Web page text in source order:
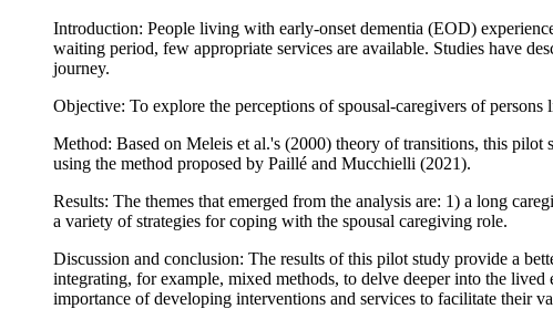
Introduction: People living with early-onset dementia (EOD)
waiting period, few appropriate services are available. Studies have
journey.
Objective: To explore the perceptions of spousal-caregivers of
Method: Based on Meleis et al.'s (2000) theory of transitions, this
using the method proposed by Paillé and Mucchielli (2021).
Results: The themes that emerged from the analysis are: 1) a long
a variety of strategies for coping with the spousal caregiving role.
Discussion and conclusion: The results of this pilot study provide a
integrating, for example, mixed methods, to delve deeper into the lived
importance of developing interventions and services to facilitate their